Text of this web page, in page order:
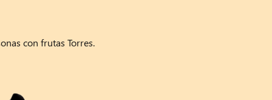
con frutas Torres.